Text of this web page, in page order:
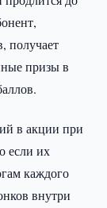
получает
призы в
в акции при
если их
каждого
внутри